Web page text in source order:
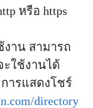
หรือ https
งาน สามารถ
ะใช้งานได้
ารแสดงโชร์
directory